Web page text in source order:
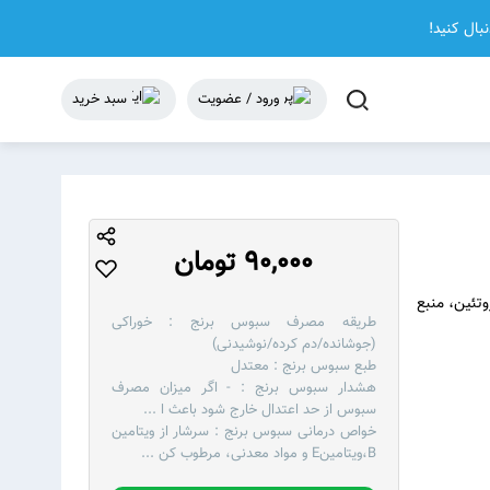
کنید!
ورود / عضویت سبد خرید
منبع
90,000 تومان
طریقه مصرف سبوس برنج : خوراکی
(جوشانده/دم کرده/نوشیدنی)
طبع سبوس برنج : معتدل
هشدار سبوس برنج : - اگر میزان مصرف
سبوس از حد اعتدال خارج شود باعث ا ...
خواص درمانی سبوس برنج : سرشار از ویتامین
B،ویتامینE و مواد معدنی، مرطوب کن
...